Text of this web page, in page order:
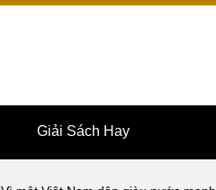
Giải Sách Hay